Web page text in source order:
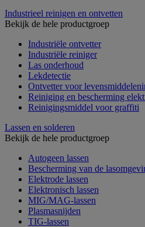
Industrieel reinigen en ontvetten
Bekijk de hele productgroep
Industriële ontvetter
Industriële reiniger
Las onderhoud
Lekdetectie
Ontvetter voor
Reiniging en bescherming
Reinigingsmiddel voor graffiti
Lassen en solderen
Bekijk de hele productgroep
Autogeen lassen
Bescherming van de
Elektrode lassen
Elektronisch lassen
MIG/MAG-lassen
Plasmasnijden
TIG-lassen